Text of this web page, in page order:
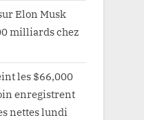
Elon Musk
milliards chez
les $66,000
enregistrent
nettes lundi